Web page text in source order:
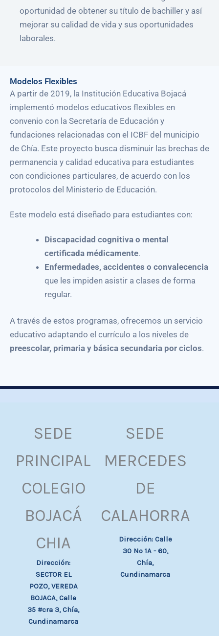
oportunidad de obtener su título de bachiller y así
mejorar su calidad de vida y sus oportunidades
laborales.
Modelos Flexibles
A partir de 2019, la Institución Educativa Bojacá
implementó modelos educativos flexibles en
convenio con la Secretaría de Educación y
fundaciones relacionadas con el ICBF del municipio
de Chía. Este proyecto busca disminuir las brechas de
permanencia y calidad educativa para estudiantes
con condiciones particulares, de acuerdo con los
protocolos del Ministerio de Educación.
Este modelo está diseñado para estudiantes con:
Discapacidad cognitiva o mental
certificada médicamente.
Enfermedades, accidentes o convalecencia
que les impiden asistir a clases de forma
regular.
A través de estos programas, ofrecemos un servicio
educativo adaptando el currículo a los niveles de
preescolar, primaria y básica secundaria por ciclos.
SEDE
PRINCIPAL
COLEGIO
BOJACÁ
CHIA
Dirección:
SECTOR EL
POZO, VEREDA
BOJACA, Calle
35 #cra 3, Chía,
Cundinamarca
SEDE
MERCEDES
DE
CALAHORRA
Dirección: Calle
30 Nº 1A - 60,
Chía,
Cundinamarca